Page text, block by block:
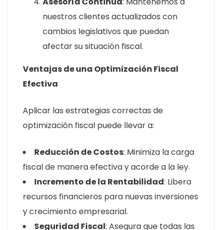
nuestros clientes actualizados con
cambios legislativos que puedan
afectar su situación fiscal.
Ventajas de una Optimización Fiscal
Efectiva
Aplicar las estrategias correctas de
optimización fiscal puede llevar a:
Reducción de Costos: Minimiza la carga
fiscal de manera efectiva y acorde a la ley.
Incremento de la Rentabilidad: Libera
recursos financieros para nuevas inversiones
y crecimiento empresarial.
Seguridad Fiscal: Asegura que todas las